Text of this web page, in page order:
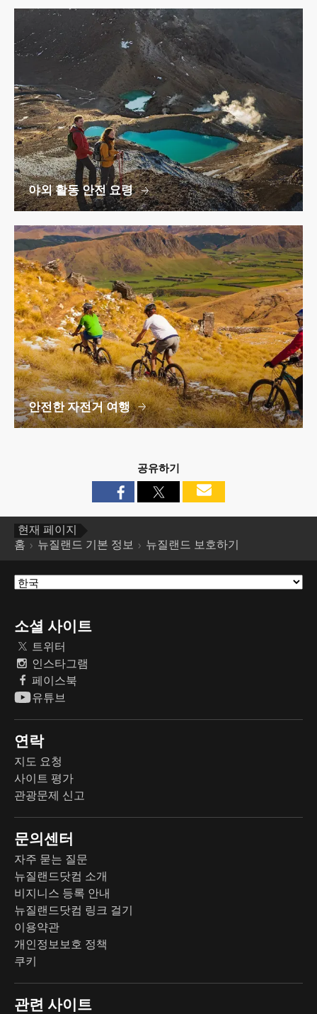
야외 활동 안전 요령
안전한 자전거 여행
공유하기
현재 페이지
홈
뉴질랜드 기본 정보 뉴질랜드 보호하기
소셜 사이트
트위터
인스타그램
페이스북
유튜브
연락
지도 요청
사이트 평가
관광문제 신고
문의센터
자주 묻는 질문
뉴질랜드닷컴 소개
비지니스 등록 안내
뉴질랜드닷컴 링크 걸기
이용약관
개인정보보호 정책
쿠키
관련 사이트